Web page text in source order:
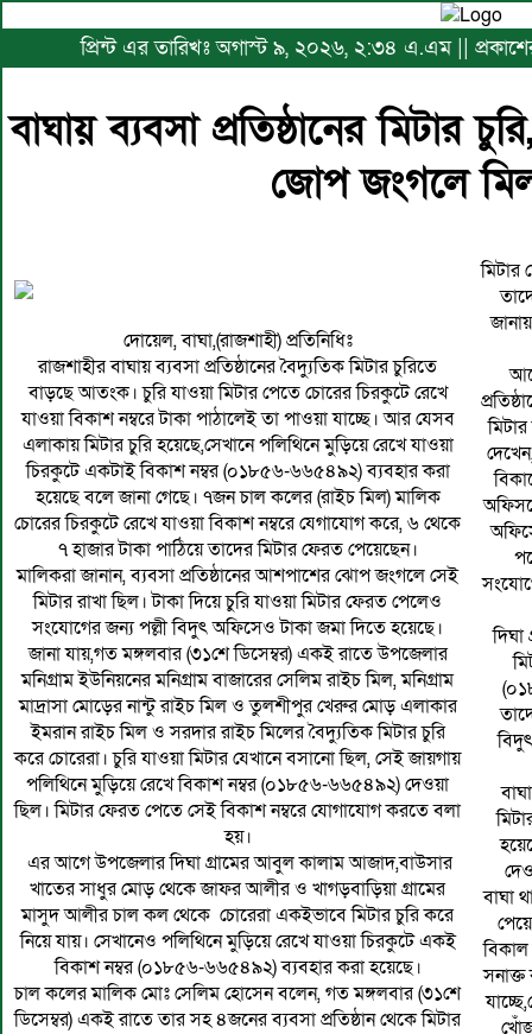
প্রিন্ট এর তারিখঃ অগাস্ট ৯, ২০২৬, ২:৩৪ এ.এম ||
বাঘায় ব্যবসা প্রতিষ্ঠানের মিটার
জোপ জংগলে
দোয়েল, বাঘা,(রাজশাহী) প্রতিনিধিঃ
রাজশাহীর বাঘায় ব্যবসা প্রতিষ্ঠানের বৈদ্যুতিক মিটার চুরিতে
বাড়ছে আতংক। চুরি যাওয়া মিটার পেতে চোরের চিরকুটে রেখে
যাওয়া বিকাশ নম্বরে টাকা পাঠালেই তা পাওয়া যাচ্ছে। আর যেসব
এলাকায় মিটার চুরি হয়েছে,সেখানে পলিথিনে মুড়িয়ে রেখে যাওয়া
চিরকুটে একটাই বিকাশ নম্বর (০১৮৫৬-৬৬৫৪৯২) ব্যবহার করা
হয়েছে বলে জানা গেছে। ৭জন চাল কলের (রাইচ মিল) মালিক
চোরের চিরকুটে রেখে যাওয়া বিকাশ নম্বরে যেগাযোগ করে, ৬ থেকে
৭ হাজার টাকা পাঠিয়ে তাদের মিটার ফেরত পেয়েছেন।
মালিকরা জানান, ব্যবসা প্রতিষ্ঠানের আশপাশের ঝোপ জংগলে সেই
মিটার রাখা ছিল। টাকা দিয়ে চুরি যাওয়া মিটার ফেরত পেলেও
সংযোগের জন্য পল্লী বিদুৎ অফিসেও টাকা জমা দিতে হয়েছে।
জানা যায়,গত মঙ্গলবার (৩১শে ডিসেম্বর) একই রাতে উপজেলার
মনিগ্রাম ইউনিয়নের মনিগ্রাম বাজারের সেলিম রাইচ মিল, মনিগ্রাম
মাদ্রাসা মোড়ের নান্টু রাইচ মিল ও তুলশীপুর খেরুর মোড় এলাকার
ইমরান রাইচ মিল ও সরদার রাইচ মিলের বৈদ্যুতিক মিটার চুরি
করে চোরেরা। চুরি যাওয়া মিটার যেখানে বসানো ছিল, সেই জায়গায়
পলিথিনে মুড়িয়ে রেখে বিকাশ নম্বর (০১৮৫৬-৬৬৫৪৯২) দেওয়া
ছিল। মিটার ফেরত পেতে সেই বিকাশ নম্বরে যোগাযোগ করতে বলা
হয়।
এর আগে উপজেলার দিঘা গ্রামের আবুল কালাম আজাদ,বাউসার
খাতের সাধুর মোড় থেকে জাফর আলীর ও খাগড়বাড়িয়া গ্রামের
মাসুদ আলীর চাল কল থেকে চোরেরা একইভাবে মিটার চুরি করে
নিয়ে যায়। সেখানেও পলিথিনে মুড়িয়ে রেখে যাওয়া চিরকুটে একই
বিকাশ নম্বর (০১৮৫৬-৬৬৫৪৯২) ব্যবহার করা হয়েছে।
চাল কলের মালিক মোঃ সেলিম হোসেন বলেন, গত মঙ্গলবার (৩১শে
ডিসেম্বর) একই রাতে তার সহ ৪জনের ব্যবসা প্রতিষ্ঠান থেকে মিটার
বাঘা
বিকাল